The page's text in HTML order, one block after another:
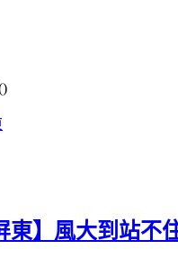
)
東】風大到站